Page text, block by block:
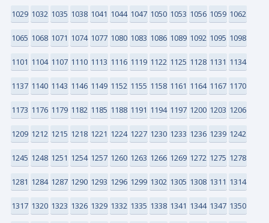
1029 1032 1035 1038 1041 1044 1047 1050 1053 1056 1059 1062
1065 1068 1071 1074 1077 1080 1083 1086 1089 1092 1095 1098
1101 1104 1107 1110 1113 1116 1119 1122 1125 1128 1131 1134
1137 1140 1143 1146 1149 1152 1155 1158 1161 1164 1167 1170
1173 1176 1179 1182 1185 1188 1191 1194 1197 1200 1203 1206
1209 1212 1215 1218 1221 1224 1227 1230 1233 1236 1239 1242
1245 1248 1251 1254 1257 1260 1263 1266 1269 1272 1275 1278
1281 1284 1287 1290 1293 1296 1299 1302 1305 1308 1311 1314
1317 1320 1323 1326 1329 1332 1335 1338 1341 1344 1347 1350